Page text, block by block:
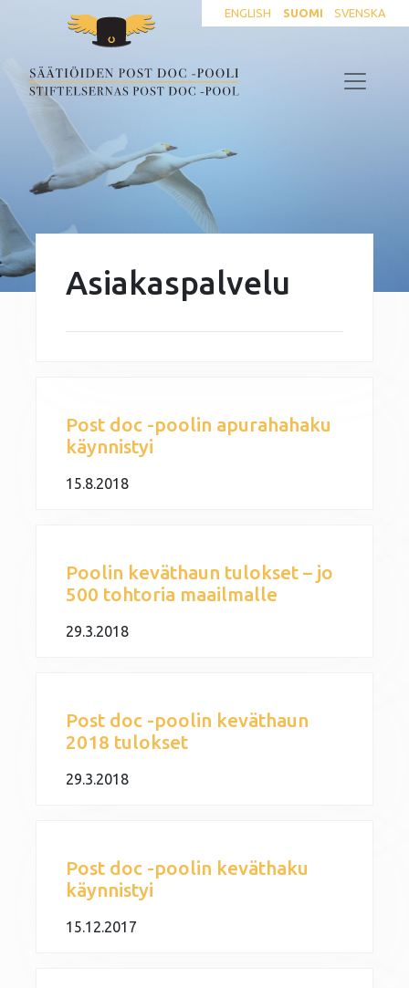
ENGLISH SUOMI SVENSKA
Asiakaspalvelu
Post doc -poolin apurahahaku
käynnistyi
15.8.2018
Poolin keväthaun tulokset – jo
500 tohtoria maailmalle
29.3.2018
Post doc -poolin keväthaun
2018 tulokset
29.3.2018
Post doc -poolin keväthaku
käynnistyi
15.12.2017